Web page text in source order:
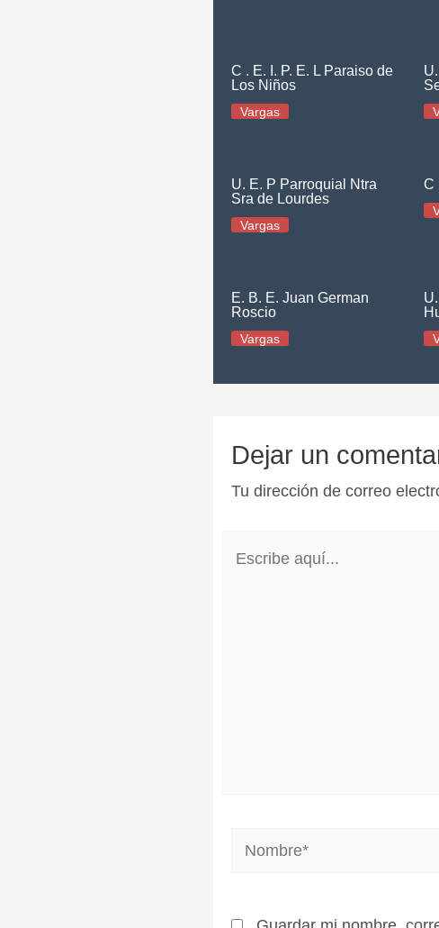
C . E. I. P. E. L Paraiso de
Los Niños
Vargas
U. E. P Parroquial Ntra
Sra de Lourdes
Vargas
C
E. B. E. Juan German
Roscio
Vargas
Dejar un
Tu dirección de correo
Nombre*